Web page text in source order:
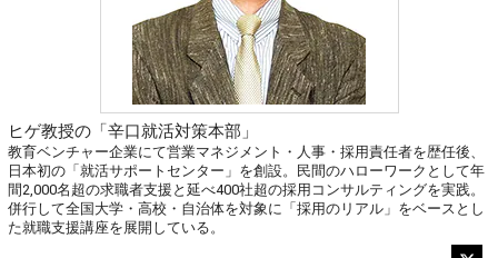
ヒゲ教授の「辛口就活対策本部」
教育ベンチャー企業にて営業マネジメント・人事・採用責任者を歴任後、
日本初の「就活サポートセンター」を創設。民間のハローワークとして年
間2,000名超の求職者支援と延べ400社超の採用コンサルティングを実践。
併行して全国大学・高校・自治体を対象に「採用のリアル」をベースとし
た就職支援講座を展開している。